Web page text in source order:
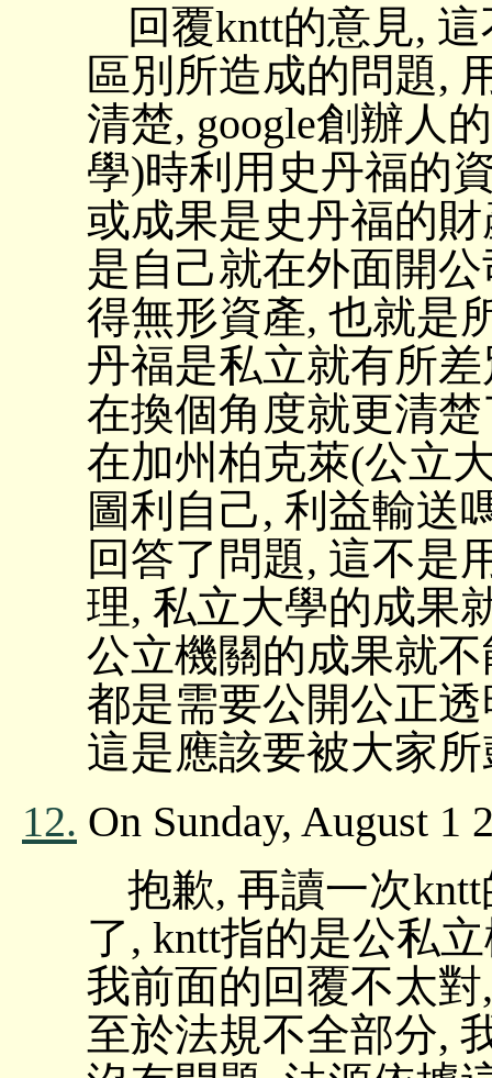
回覆kntt的意見,
區別所造成的問題,
清楚, google創辦人
學)時利用史丹福的
或成果是史丹福的
是自己就在外面開
得無形資產, 也就是
丹福是私立就有所差
在換個角度就更清
在加州柏克萊(公立
圖利自己, 利益輸送
回答了問題, 這不是
理, 私立大學的成果
公立機關的成果就
都是需要公開公正
這是應該要被大家
12. On Sunday, August 1
抱歉, 再讀一次
了, kntt指的是公私
我前面的回覆不太
至於法規不全部分,